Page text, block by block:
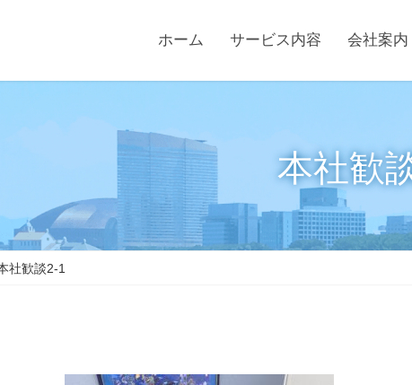
ホーム サービス内容 会社案内
本社歓
社歓談2-1